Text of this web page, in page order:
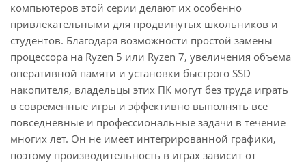
компьютеров этой серии делают их особенно
привлекательными для продвинутых школьников и
студентов. Благодаря возможности простой замены
процессора на Ryzen 5 или Ryzen 7, увеличения объема
оперативной памяти и установки быстрого SSD
накопителя, владельцы этих ПК могут без труда играть
в современные игры и эффективно выполнять все
повседневные и профессиональные задачи в течение
многих лет. Он не имеет интегрированной графики,
поэтому производительность в играх зависит от